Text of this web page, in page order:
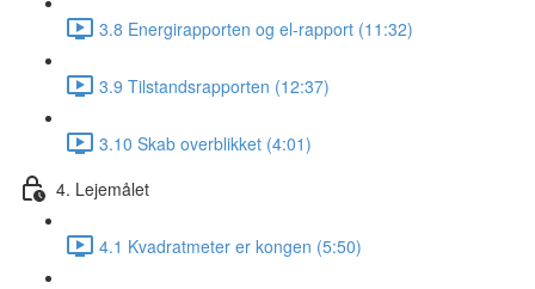
3.8 Energirapporten og el-rapport (11:32)
3.9 Tilstandsrapporten (12:37)
3.10 Skab overblikket (4:01)
4. Lejemålet
4.1 Kvadratmeter er kongen (5:50)